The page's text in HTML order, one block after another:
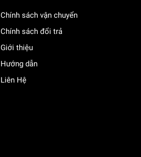
Chính sách vận chuyển
Chính sách đổi trả
Giới thiệu
Hướng dẫn
Liên Hệ